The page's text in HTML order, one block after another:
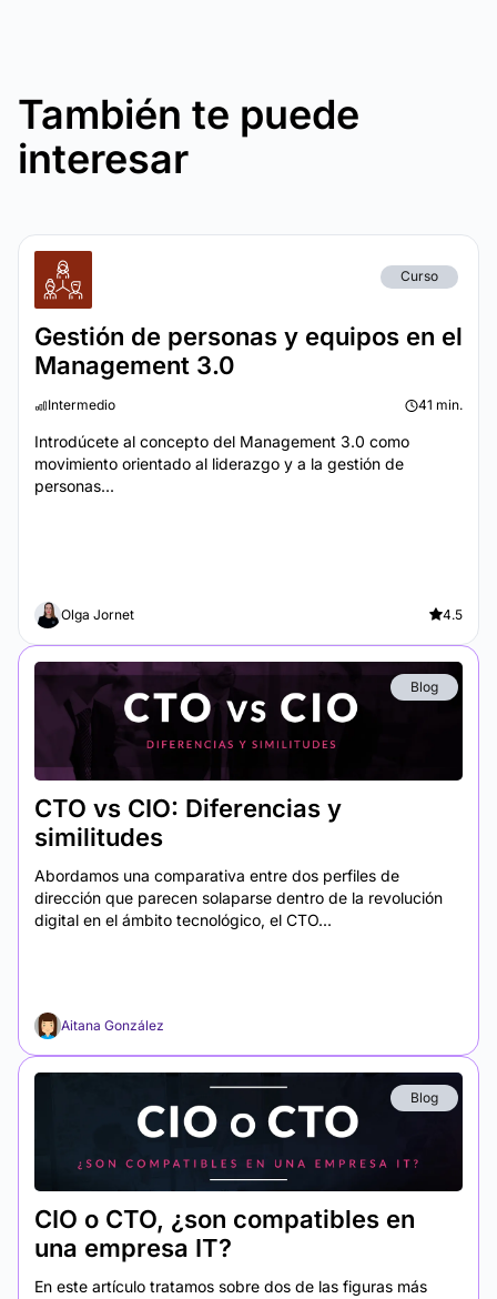
También te puede
interesar
Curso
Gestión de personas y equipos en el
Management 3.0
Intermedio 41 min.
Introdúcete al concepto del Management 3.0 como
movimiento orientado al liderazgo y a la gestión de
personas...
Olga Jornet 4.5
Blog
CTO vs CIO: Diferencias y
similitudes
Abordamos una comparativa entre dos perfiles de
dirección que parecen solaparse dentro de la revolución
digital en el ámbito tecnológico, el CTO...
Aitana González
Blog
CIO o CTO, ¿son compatibles en
una empresa IT?
En este artículo tratamos sobre dos de las figuras más